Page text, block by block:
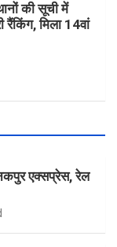
की सूची में
मिला 14वां
एक्सप्रेस, रेल